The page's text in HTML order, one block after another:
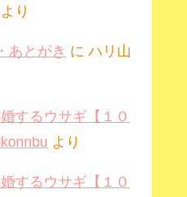
より
あとがき に ハリ山
するウサギ【１０
より
するウサギ【１０